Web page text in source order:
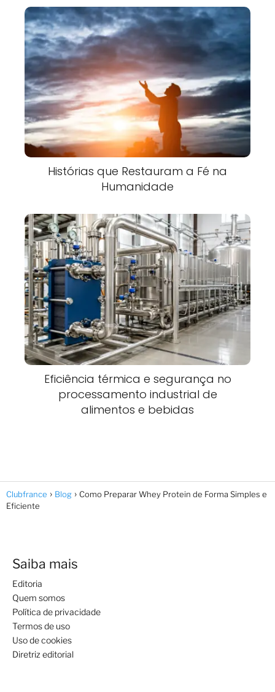
Histórias que Restauram a Fé na
Humanidade
Eficiência térmica e segurança no
processamento industrial de
alimentos e bebidas
Clubfrance Blog
Como Preparar Whey Protein de Forma Simples e
Eficiente
Saiba mais
Editoria
Quem somos
Política de privacidade
Termos de uso
Uso de cookies
Diretriz editorial